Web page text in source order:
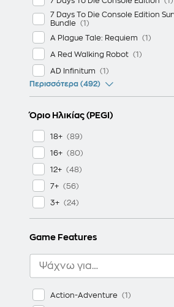
7 Days To Die Console Edition
Bundle
A Plague Tale: Requiem
A Red Walking Robot
AD Infinitum
Περισσότερα (492)
Όριο Ηλικίας (PEGI)
18+
16+
12+
7+
3+
Game Features
Action-Adventure